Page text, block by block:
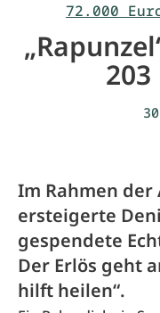
72.000
Im Rahmen der
ersteigerte
gespendete
Der Erlös geht
hilft heilen“.